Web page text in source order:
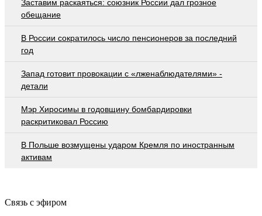
Заставим раскаяться: союзник России дал грозное
обещание
В России сократилось число пенсионеров за последний
год
Запад готовит провокации с «лженаблюдателями» -
детали
Мэр Хиросимы в годовщину бомбардировки
раскритиковал Россию
В Польше возмущены ударом Кремля по иностранным
активам
Связь с эфиром